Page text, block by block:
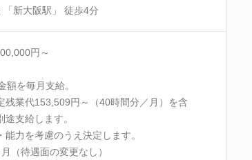
「新大阪駅」 徒歩4分
円～
を毎月支給。
残業代153,509円～（40時間分／月）を含
支給します。
力を考慮のうえ決定します。
（待遇面の変更なし）